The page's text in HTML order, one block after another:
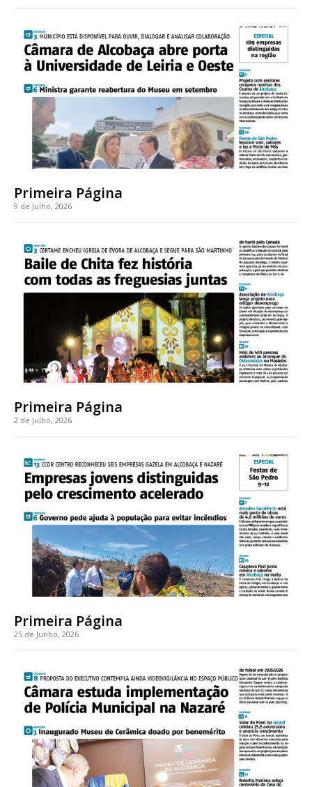
Acesso ao conteúdo online
Acesso aos conteúdos Exclusivos para
assinantes
Ofertas para assinatura anual
Escolha o plano
Primeira Página
9 de Julho, 2026
Primeira Página
2 de Julho, 2026
Primeira Página
25 de Junho, 2026